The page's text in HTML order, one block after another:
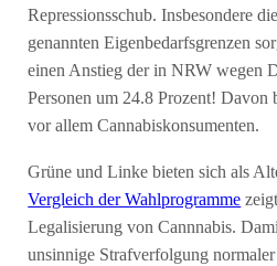
Repressionsschub. Insbesondere
genannten Eigenbedarfsgrenzen
einen Anstieg der in NRW wegen
Personen um 24.8 Prozent!
vor allem Cannabiskonsumenten.
Grüne und Linke bieten sich als
Vergleich der Wahlprogramme
Legalisierung von Cannnabis.
unsinnige Strafverfolgung